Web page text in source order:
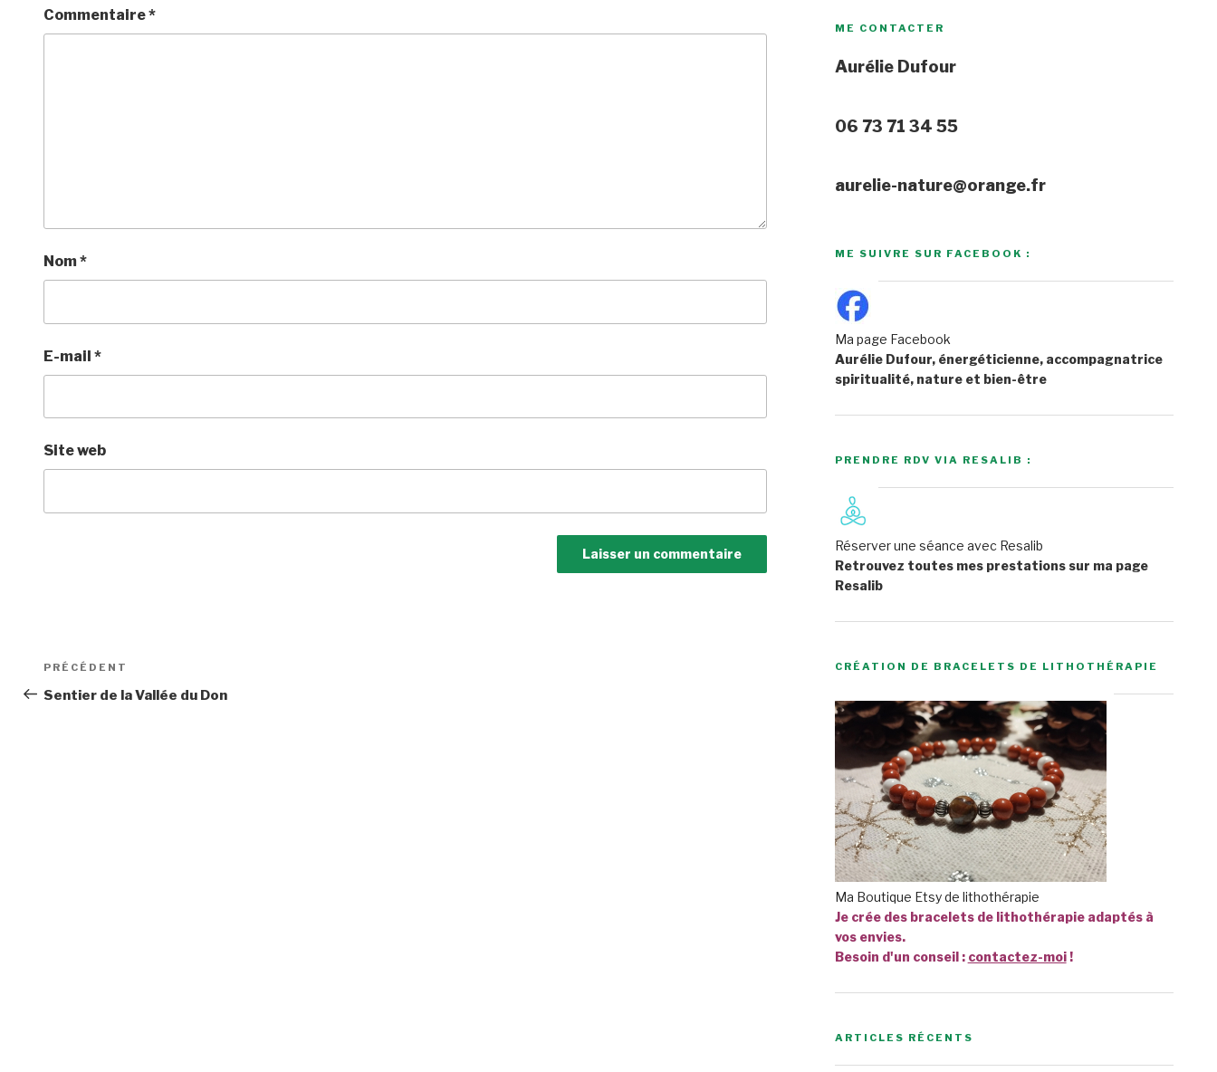
Commentaire*
Nom*
E-mail *
Site web
Navigation
de
Article
précédent
PRÉCÉDENT
Sentier de la Vallée du Don
ME CONTACTER
Aurélie Dufour
06 73 71 34 55
aurelie-nature@orange.fr
ME SUIVRE SUR FACEBOOK :
Ma page Facebook
Aurélie Dufour, énergéticienne, accompagnatrice
spiritualité, nature et bien-être
PRENDRE RDV VIA RESALIB :
Réserver une séance avec Resalib
Retrouvez toutes mes prestations sur ma page
Resalib
CRÉATION DE BRACELETS DE LITHOTHÉRAPIE
Ma Boutique Etsy de lithothérapie
Je crée des bracelets de lithothérapie adaptés à
vos envies.
Besoin d'un conseil : contactez-moi!
ARTICLES RÉCENTS